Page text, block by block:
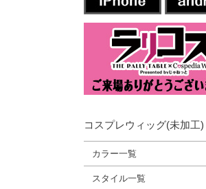
コスプレウィッグ(未加工)
カラー一覧
スタイル一覧